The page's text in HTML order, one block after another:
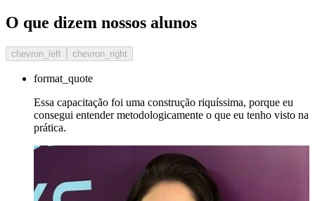
O que dizem nossos alunos
chevron_left chevron_right
format_quote
Essa capacitação foi uma construção riquíssima, porque eu
consegui entender metodologicamente o que eu tenho visto na
prática.